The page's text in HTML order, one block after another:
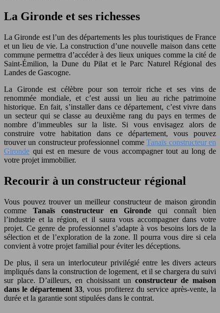
La Gironde et ses richesses
La Gironde est l’un des départements les plus touristiques de France
et un lieu de vie. La construction d’une nouvelle maison dans cette
commune permettra d’accéder à des lieux uniques comme la cité de
Saint-Émilion, la Dune du Pilat et le Parc Naturel Régional des
Landes de Gascogne.
La Gironde est célèbre pour son terroir riche et ses vins de
renommée mondiale, et c’est aussi un lieu au riche patrimoine
historique. En fait, s’installer dans ce département, c’est vivre dans
un secteur qui se classe au deuxième rang du pays en termes de
nombre d’immeubles sur la liste. Si vous envisagez alors de
construire votre habitation dans ce département, vous pouvez
trouver un constructeur professionnel commeTanaïs constructeur en
Gironde qui est en mesure de vous accompagner tout au long de
votre projet immobilier.
Recourir à un constructeur régional
Vous pouvez trouver un meilleur constructeur de maison girondin
comme Tanaïs constructeur en Gironde qui connaît bien
l’industrie et la région, et il saura vous accompagner dans votre
projet. Ce genre de professionnel s’adapte à vos besoins lors de la
sélection et de l’exploration de la zone. Il pourra vous dire si cela
convient à votre projet familial pour éviter les déceptions.
De plus, il sera un interlocuteur privilégié entre les divers acteurs
impliqués dans la construction de logement, et il se chargera du suivi
sur place. D’ailleurs, en choisissant un constructeur de maison
dans le département 33, vous profiterez du service après-vente, la
durée et la garantie sont stipulées dans le contrat.